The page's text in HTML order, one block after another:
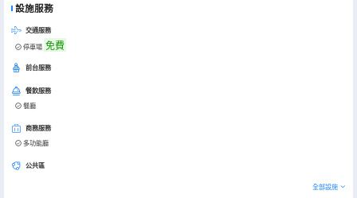
設施服務
交通服務
停車場 免費
前台服務
餐飲服務
餐廳
商務服務
多功能廳
公共區
全部設施